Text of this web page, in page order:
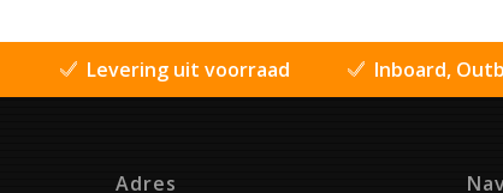
Levering uit voorraad Inboard,
Adres